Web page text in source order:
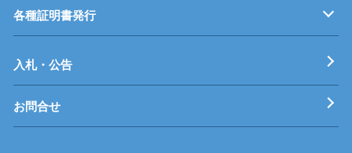
事業主推薦について
インターンシップについて
学生の求人について
各種証明書発行
工科短期大学校
技術専門校
ガス溶接技能講習
各種特別教育
入札・公告
お問合せ